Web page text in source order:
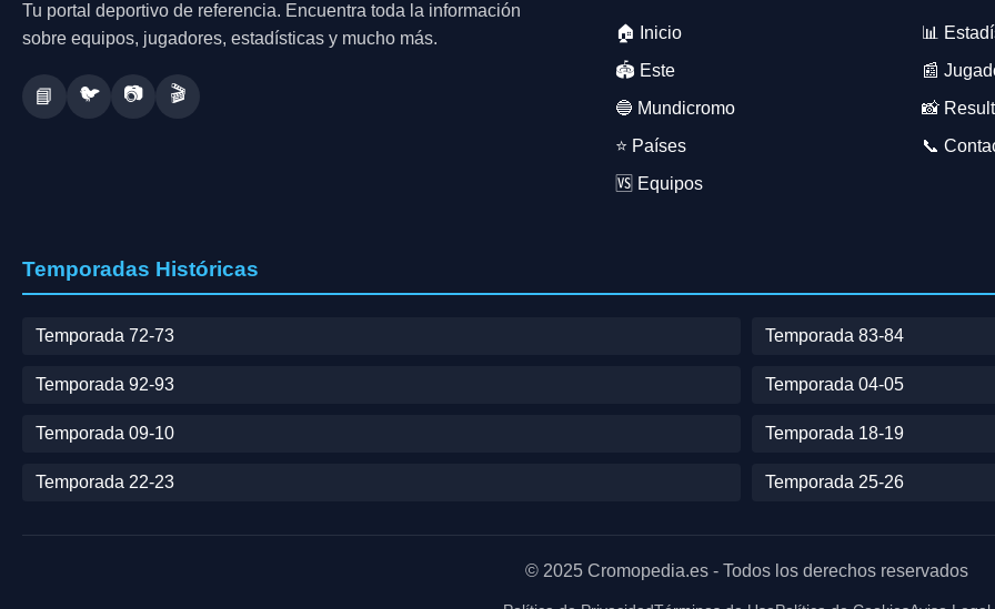
Tu portal deportivo de referencia. Encuentra toda la información
sobre equipos, jugadores, estadísticas y mucho más.
📘 🐦 📷 🎬
🏠 Inicio
🏟️ Este
🔵 Mundicromo
⭐ Países
🆚 Equipos
📊
📰
📸
📞
Temporadas Históricas
Temporada 72-73 Temporada 83-84
Temporada 92-93 Temporada 04-05
Temporada 09-10 Temporada 18-19
Temporada 22-23 Temporada 25-26
© 2025 Cromopedia.es - Todos los derechos reservados